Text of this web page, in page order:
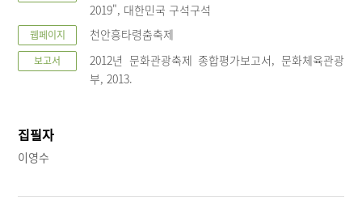
2019", 대한민국 구석구석
웹페이지 천안흥타령춤축제
보고서
2012년 문화관광축제 종합평가보고서, 문화체육관광
부, 2013.
집필자
이영수